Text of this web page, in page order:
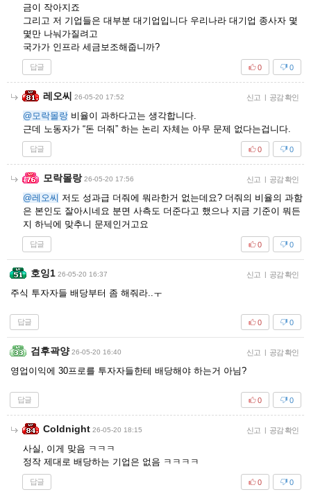
금이 작아지죠
그리고 저 기업들은 대부분 대기업입니다 우리나라 대기업 종사자 몇
몇만 나눠가질려고
국가가 인프라 세금보조해줍니까?
답글 0
0
레오씨 26-05-20 17:52 신고 | 공감 확인
@모락몰랑 비율이 과하다고는 생각합니다.
근데 노동자가 “돈 더줘” 하는 논리 자체는 아무 문제 없다는겁니다.
답글 0
0
모락몰랑 26-05-20 17:56 신고 | 공감 확인
@레오씨 저도 성과급 더줘에 뭐라한거 없는데요? 더줘의 비율의 과함
은 본인도 잘아시네요 분면 사측도 더준다고 했으나 지금 기준이 뭐든
지 하닉에 맞추니 문제인거고요
답글 0
0
호잉1 26-05-20 16:37 신고 | 공감 확인
주식 투자자들 배당부터 좀 해줘라..ㅜ
답글 0
0
검후곽양 26-05-20 16:40 신고 | 공감 확인
영업이익에 30프로를 투자자들한테 배당해야 하는거 아님?
답글 0
0
Coldnight 26-05-20 18:15 신고 | 공감 확인
사실, 이게 맞음 ㅋㅋㅋ
정작 제대로 배당하는 기업은 없음 ㅋㅋㅋㅋ
답글 0
0